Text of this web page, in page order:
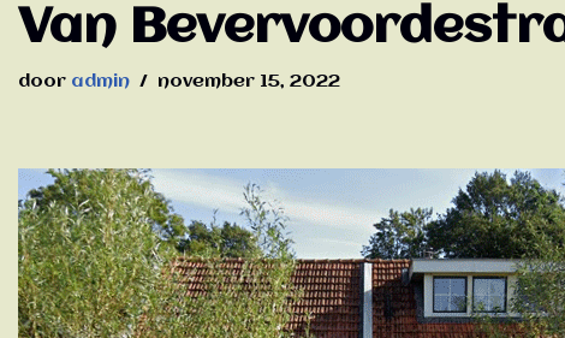
Van
door admin november 15, 2022